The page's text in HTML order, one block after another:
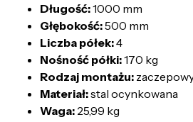
Długość:1000 mm
Głębokość:500 mm
Liczba półek:4
Nośność półki:170 kg
Rodzaj montażu:
Materiał:stal ocynkowana
Waga: 25,99 kg